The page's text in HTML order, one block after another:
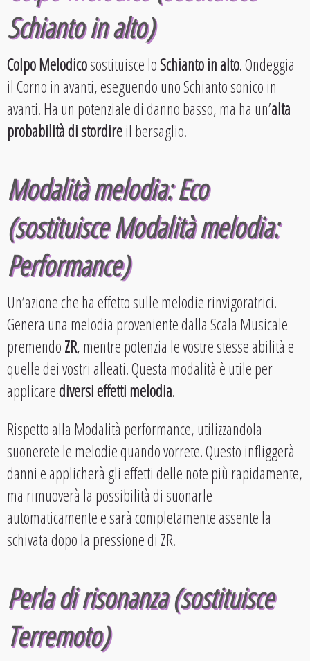
Schianto in alto)
Colpo Melodicosostituisce loSchianto in alto. Ondeggia
il Corno in avanti, eseguendo uno Schianto sonico in
avanti. Ha un potenziale di danno basso, ma ha un’alta
probabilità di stordireil bersaglio.
Modalità melodia: Eco
(sostituisce Modalità melodia:
Performance)
Un’azione che ha effetto sulle melodie rinvigoratrici.
Genera una melodia proveniente dalla Scala Musicale
premendoZR, mentre potenzia le vostre stesse abilità e
quelle dei vostri alleati. Questa modalità è utile per
applicarediversi effetti melodia.
Rispetto alla Modalità performance, utilizzandola
suonerete le melodie quando vorrete. Questo infliggerà
danni e applicherà gli effetti delle note più rapidamente,
ma rimuoverà la possibilità di suonarle
automaticamente e sarà completamente assente la
schivata dopo la pressione di ZR.
Perla di risonanza (sostituisce
Terremoto)